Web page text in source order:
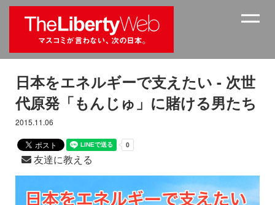
日本をエネルギーで支えたい - 次世
代原発「もんじゅ」に賭ける男たち
2015.11.06
友達に教える